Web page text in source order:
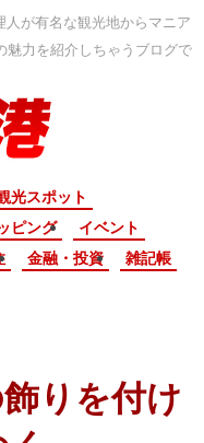
人が有名な観光地からマニア
魅力を紹介しちゃうブログで
光スポット
ピング
イベント
金融・投資
雑記帳
りを付け